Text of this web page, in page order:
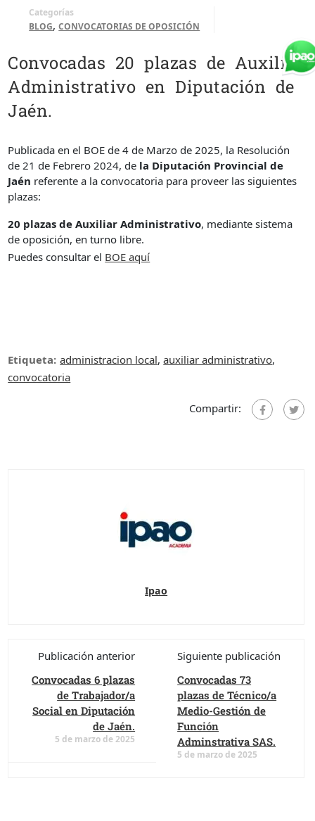
Categorías
BLOG,CONVOCATORIAS DE OPOSICIÓN
Convocadas 20 plazas de Auxiliar
Administrativo en Diputación de
Jaén.
Publicada en el BOE de 4 de Marzo de 2025, la Resolución
de 21 de Febrero 2024, de la Diputación Provincial de
Jaén referente a la convocatoria para proveer las siguientes
plazas:
20 plazas de Auxiliar Administrativo, mediante sistema
de oposición, en turno libre.
Puedes consultar el BOE aquí
Etiqueta: administracion local,auxiliar administrativo,
convocatoria
Compartir:
Ipao
Publicación anterior
Convocadas 6 plazas
de Trabajador/a
Social en Diputación
de Jaén.
5 de marzo de 2025
Siguiente publicación
Convocadas 73
plazas de Técnico/a
Medio-Gestión de
Función
Adminstrativa SAS.
5 de marzo de 2025